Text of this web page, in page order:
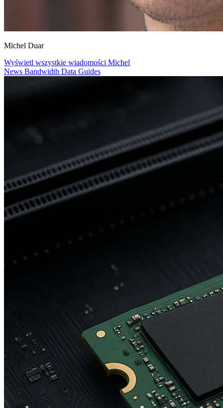
Michel Duar
Wyświetl wszystkie wiadomości Michel
News Bandwidth Data Guides